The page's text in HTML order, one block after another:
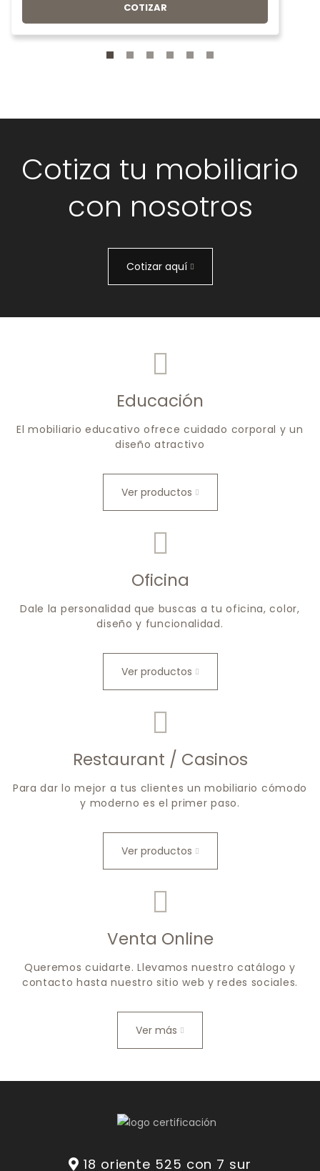
COTIZAR
Cotiza tu mobiliario
con nosotros
Cotizar aquí
Educación
El mobiliario educativo ofrece cuidado corporal y un
diseño atractivo
Ver productos
Oficina
Dale la personalidad que buscas a tu oficina, color,
diseño y funcionalidad.
Ver productos
Restaurant / Casinos
Para dar lo mejor a tus clientes un mobiliario cómodo
y moderno es el primer paso.
Ver productos
Venta Online
Queremos cuidarte. Llevamos nuestro catálogo y
contacto hasta nuestro sitio web y redes sociales.
Ver más
18 oriente 525 con 7 sur